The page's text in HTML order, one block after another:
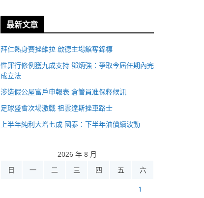
最新文章
拜仁熱身賽挫維拉 啟德主場館奪錦標
性罪行修例獲九成支持 鄧炳強：爭取今屆任期內完
成立法
涉造假公屋富戶申報表 倉管員准保釋候訊
足球盛會次場激戰 祖雲達斯挫車路士
上半年純利大增七成 國泰：下半年油價續波動
2026 年 8 月
日
一 二 三 四 五 六
1